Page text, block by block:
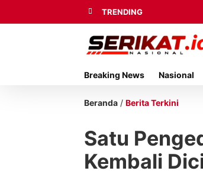
TRENDING
Breaking News Nasional
Beranda / Berita Terkini
Satu
Kembali